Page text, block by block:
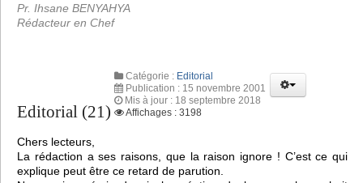
Pr. Ihsane BENYAHYA
Rédacteur en Chef
Editorial (21)
Catégorie : Editorial
Publication : 15 novembre 2001
Mis à jour : 18 septembre 2018
Affichages : 3198
Chers lecteurs,
La rédaction a ses raisons, que la raison ignore ! C’est ce qui
explique peut être ce retard de parution.